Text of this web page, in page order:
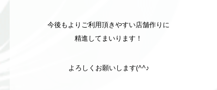
今後もよりご利用頂きやすい店舗作りに
精進してまいります！
よろしくお願いします(^^♪